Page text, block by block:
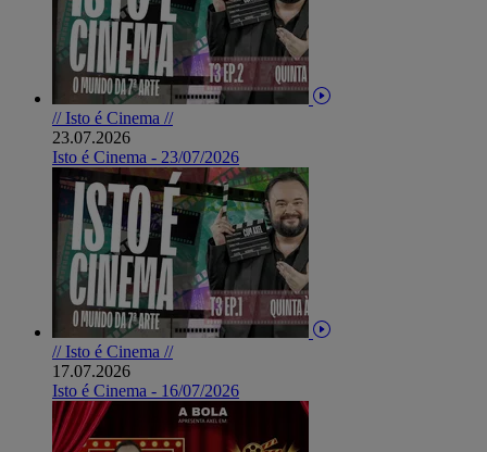
// Isto é Cinema //
23.07.2026
Isto é Cinema - 23/07/2026
// Isto é Cinema //
17.07.2026
Isto é Cinema - 16/07/2026